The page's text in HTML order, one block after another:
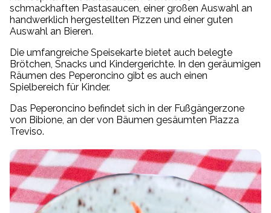
schmackhaften Pastasaucen, einer großen Auswahl an
handwerklich hergestellten Pizzen und einer guten
Auswahl an Bieren.
Die umfangreiche Speisekarte bietet auch belegte
Brötchen, Snacks und Kindergerichte. In den geräumigen
Räumen des Peperoncino gibt es auch einen
Spielbereich für Kinder.
Das Peperoncino befindet sich in der Fußgängerzone
von Bibione, an der von Bäumen gesäumten Piazza
Treviso.